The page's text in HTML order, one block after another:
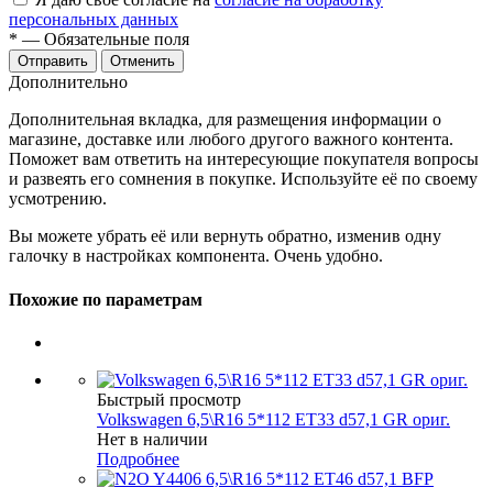
персональных данных
* — Обязательные поля
Отменить
Дополнительно
Дополнительная вкладка, для размещения информации о
магазине, доставке или любого другого важного контента.
Поможет вам ответить на интересующие покупателя вопросы
и развеять его сомнения в покупке. Используйте её по своему
усмотрению.
Вы можете убрать её или вернуть обратно, изменив одну
галочку в настройках компонента. Очень удобно.
Похожие по параметрам
Быстрый просмотр
Volkswagen 6,5\R16 5*112 ET33 d57,1 GR ориг.
Нет в наличии
Подробнее